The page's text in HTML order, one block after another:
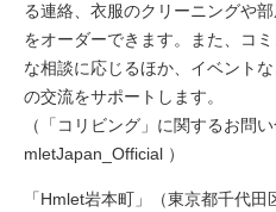
る連絡、衣服のクリーニングや
をオーダーできます。また、コ
な相談に応じるほか、イベント
の交流をサポートします。
（「コリビング」に関するお問
mletJapan_Official ）
「Hmlet岩本町」（東京都千代田